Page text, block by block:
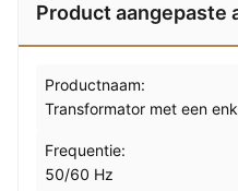
Product aangepaste
Productnaam:
Transformator met een
Frequentie:
50/60 Hz